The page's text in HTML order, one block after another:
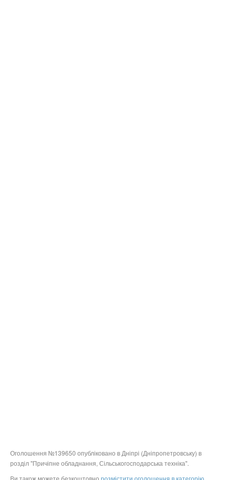
Оголошення №139650 опубліковано в Дніпрі (Дніпропетровську) в
розділ "Причіпне обладнання, Сільськогосподарська техніка".